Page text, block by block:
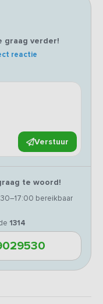
graag verder!
reactie
Verstuur
te woord!
bereikbaar
1314